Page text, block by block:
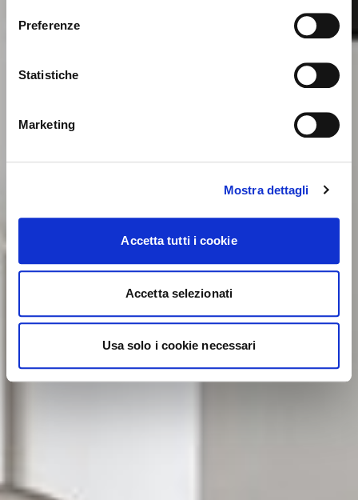
Preferenze
Statistiche
Marketing
Mostra dettagli
Accetta tutti i cookie
Accetta selezionati
Usa solo i cookie necessari
International. Would you like to switch to the site in